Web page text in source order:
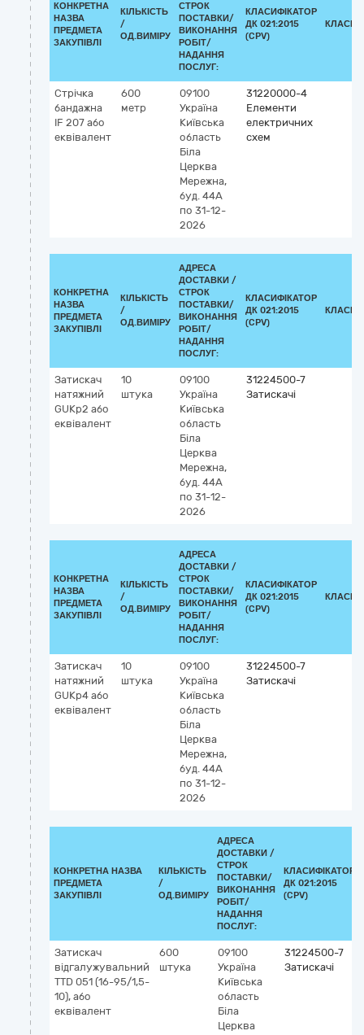
КОНКРЕТНА
НАЗВА
ПРЕДМЕТА
ЗАКУПІВЛІ
КІЛЬКІСТЬ
/
ОД.ВИМІРУ
СТРОК
ПОСТАВКИ/
ВИКОНАННЯ
РОБІТ/
НАДАННЯ
ПОСЛУГ:
КЛАСИФІКАТОР
ДК 021:2015
(CPV)
Стрічка
бандажна
IF 207 або
еквівалент
600
метр
09100
Україна
Київська
область
Біла
Церква
Мережна,
буд. 44А
по 31-12-
2026
31220000-4
Елементи
електричних
схем
КОНКРЕТНА
НАЗВА
ПРЕДМЕТА
ЗАКУПІВЛІ
КІЛЬКІСТЬ
/
ОД.ВИМІРУ
АДРЕСА
ДОСТАВКИ /
СТРОК
ПОСТАВКИ/
ВИКОНАННЯ
РОБІТ/
НАДАННЯ
ПОСЛУГ:
КЛАСИФІКАТОР
ДК 021:2015
(CPV)
Затискач
натяжний
GUKp2 або
еквівалент
10
штука
09100
Україна
Київська
область
Біла
Церква
Мережна,
буд. 44А
по 31-12-
2026
31224500-7
Затискачі
КОНКРЕТНА
НАЗВА
ПРЕДМЕТА
ЗАКУПІВЛІ
КІЛЬКІСТЬ
/
ОД.ВИМІРУ
АДРЕСА
ДОСТАВКИ /
СТРОК
ПОСТАВКИ/
ВИКОНАННЯ
РОБІТ/
НАДАННЯ
ПОСЛУГ:
КЛАСИФІКАТОР
ДК 021:2015
(CPV)
Затискач
натяжний
GUKp4 або
еквівалент
10
штука
09100
Україна
Київська
область
Біла
Церква
Мережна,
буд. 44А
по 31-12-
2026
31224500-7
Затискачі
КОНКРЕТНА НАЗВА
ПРЕДМЕТА
ЗАКУПІВЛІ
КІЛЬКІСТЬ
/
ОД.ВИМІРУ
АДРЕСА
ДОСТАВКИ /
СТРОК
ПОСТАВКИ/
ВИКОНАННЯ
РОБІТ/
НАДАННЯ
ПОСЛУГ:
КЛАСИФІКАТОР
ДК 021:2015
(CPV)
Затискач
відгалужувальний
TTD 051 (16-95/1,5-
10), або
еквівалент
600
штука
09100
Україна
Київська
область
Біла
Церква
31224500-7
Затискачі